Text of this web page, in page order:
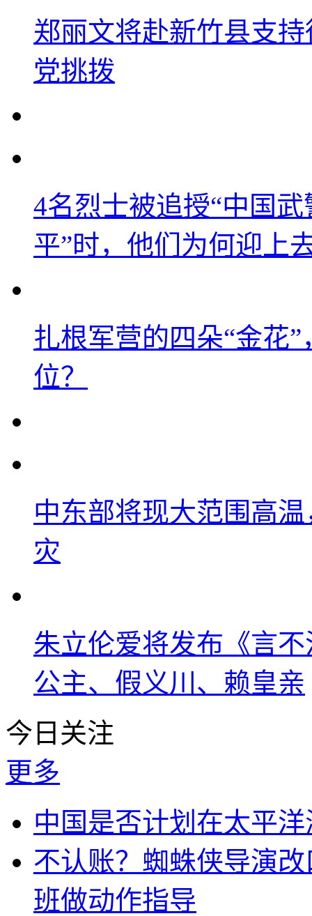
郑丽文将赴新竹县支
党挑拨
4名烈士被追授“中国
平”时，他们为何迎上
扎根军营的四朵“金花
位？
中东部将现大范围高
灾
朱立伦爱将发布《言
公主、假义川、赖皇亲
今日关注
更多
中国是否计划在太平
不认账？蜘蛛侠导演
班做动作指导